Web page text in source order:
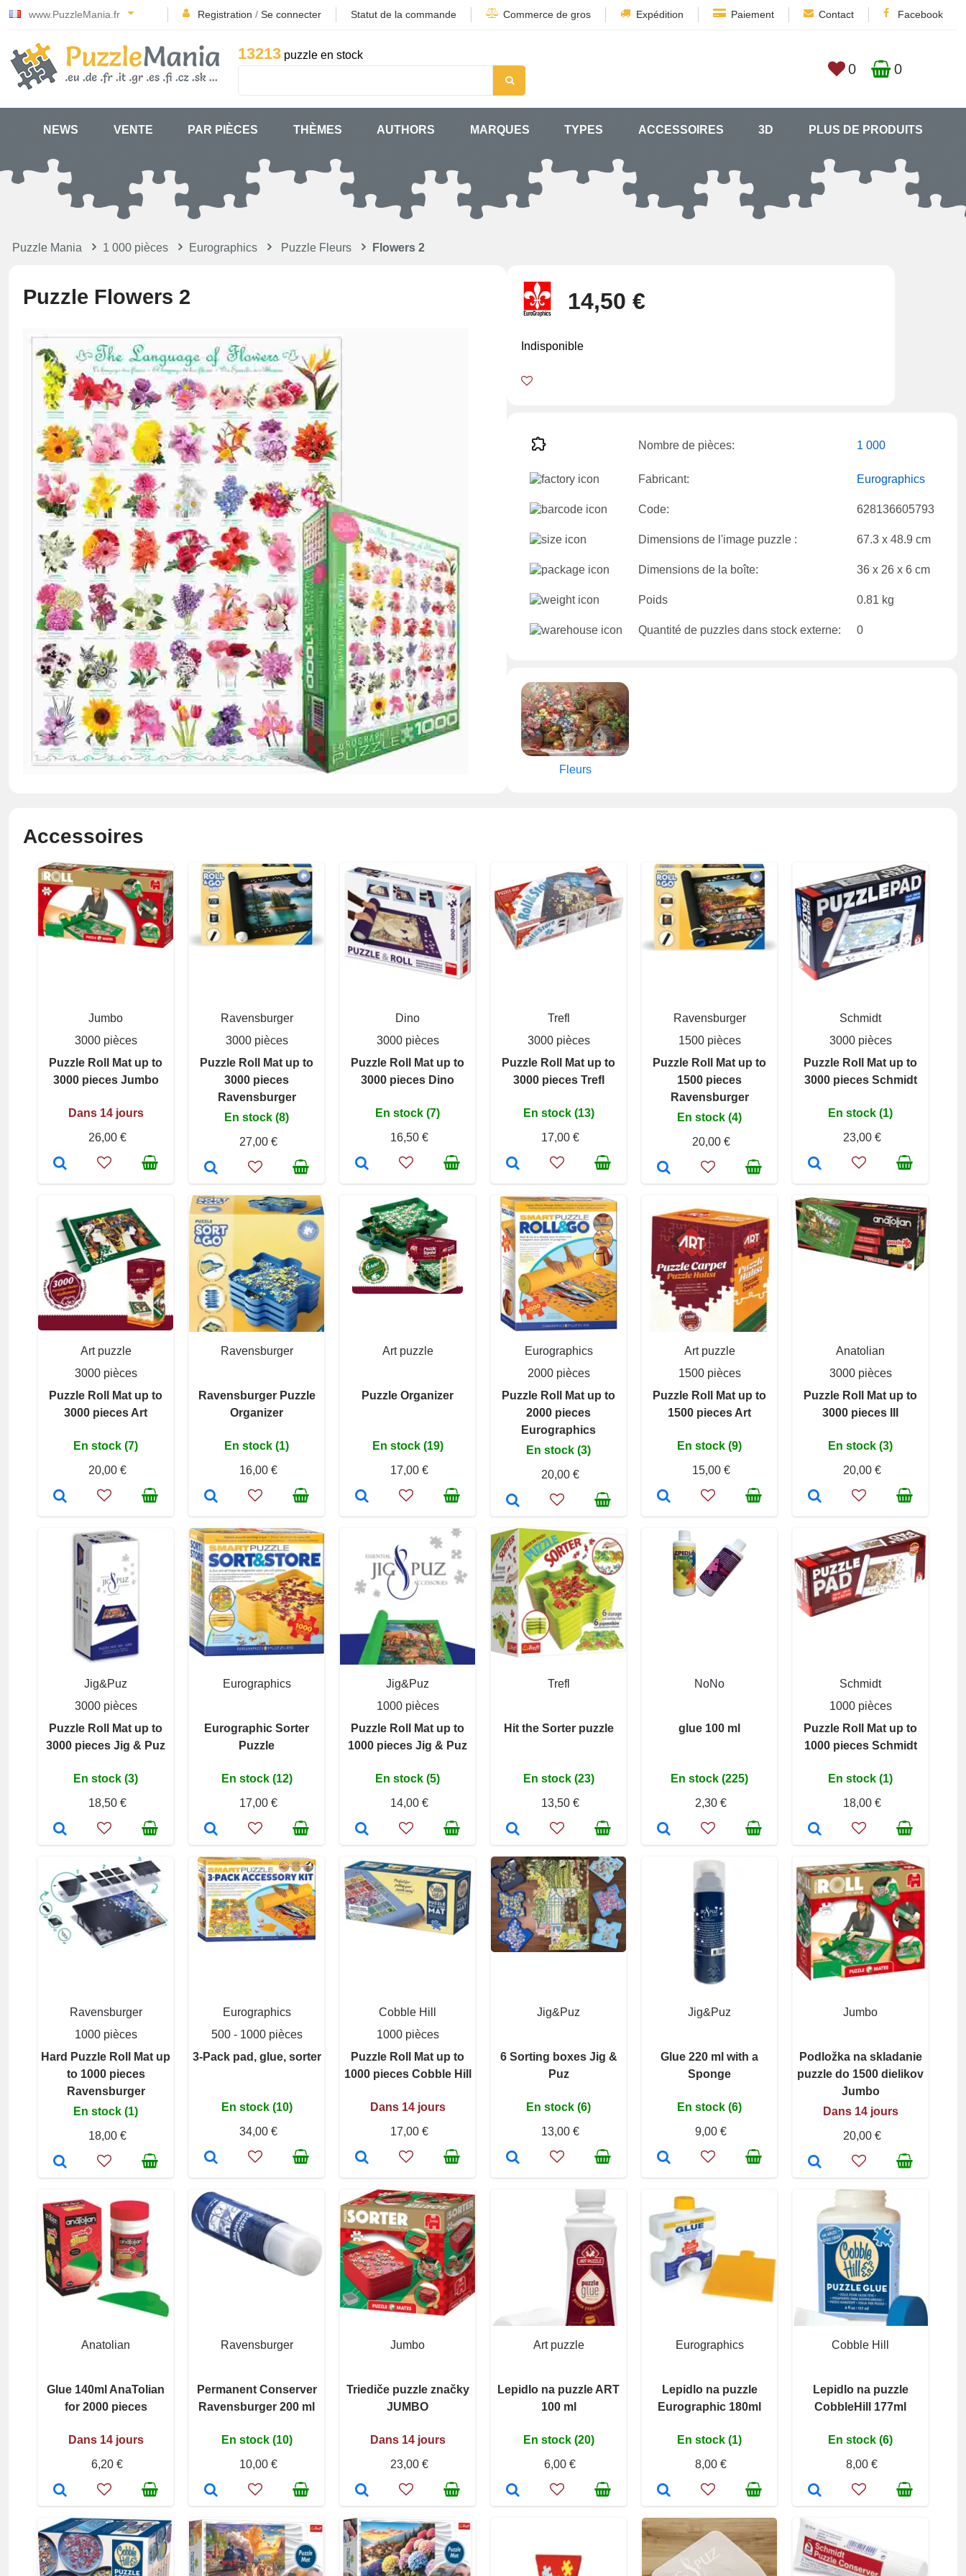
www.PuzzleMania.fr Registration / Se connecter Statut de la commande Commerce de gros Expédition Paiement Contact Facebook
13213 puzzle en stock
0 0
NEWS VENTE PAR PIÈCES THÈMES AUTHORS MARQUES TYPES ACCESSOIRES 3D PLUS DE PRODUITS
Puzzle Mania 1 000 pièces Eurographics Puzzle Fleurs Flowers 2
Puzzle Flowers 2 14,50 €
Indisponible
Nombre de pièces: 1 000
Fabricant: Eurographics
Code: 628136605793
Dimensions de l'image puzzle : 67.3 x 48.9 cm
Dimensions de la boîte: 36 x 26 x 6 cm
Poids 0.81 kg
Quantité de puzzles dans stock externe: 0
Fleurs
Accessoires
Jumbo
3000 pièces
Puzzle Roll Mat up to
3000 pieces Jumbo
Dans 14 jours
26,00 €
Ravensburger
3000 pièces
Puzzle Roll Mat up to
3000 pieces
Ravensburger
En stock (8)
27,00 €
Dino
3000 pièces
Puzzle Roll Mat up to
3000 pieces Dino
En stock (7)
16,50 €
Trefl
3000 pièces
Puzzle Roll Mat up to
3000 pieces Trefl
En stock (13)
17,00 €
Ravensburger
1500 pièces
Puzzle Roll Mat up to
1500 pieces
Ravensburger
En stock (4)
20,00 €
Schmidt
3000 pièces
Puzzle Roll Mat up to
3000 pieces Schmidt
En stock (1)
23,00 €
Art puzzle
3000 pièces
Puzzle Roll Mat up to
3000 pieces Art
En stock (7)
20,00 €
Ravensburger
Ravensburger Puzzle
Organizer
En stock (1)
16,00 €
Art puzzle
Puzzle Organizer
En stock (19)
17,00 €
Eurographics
2000 pièces
Puzzle Roll Mat up to
2000 pieces
Eurographics
En stock (3)
20,00 €
Art puzzle
1500 pièces
Puzzle Roll Mat up to
1500 pieces Art
En stock (9)
15,00 €
Anatolian
3000 pièces
Puzzle Roll Mat up to
3000 pieces III
En stock (3)
20,00 €
Jig&Puz
3000 pièces
Puzzle Roll Mat up to
3000 pieces Jig & Puz
En stock (3)
18,50 €
Eurographics
Eurographic Sorter
Puzzle
En stock (12)
17,00 €
Jig&Puz
1000 pièces
Puzzle Roll Mat up to
1000 pieces Jig & Puz
En stock (5)
14,00 €
Trefl
Hit the Sorter puzzle
En stock (23)
13,50 €
NoNo
glue 100 ml
En stock (225)
2,30 €
Schmidt
1000 pièces
Puzzle Roll Mat up to
1000 pieces Schmidt
En stock (1)
18,00 €
Ravensburger
1000 pièces
Hard Puzzle Roll Mat up
to 1000 pieces
Ravensburger
En stock (1)
18,00 €
Eurographics
500 - 1000 pièces
3-Pack pad, glue, sorter
En stock (10)
34,00 €
Cobble Hill
1000 pièces
Puzzle Roll Mat up to
1000 pieces Cobble Hill
Dans 14 jours
17,00 €
Jig&Puz
6 Sorting boxes Jig &
Puz
En stock (6)
13,00 €
Jig&Puz
Glue 220 ml with a
Sponge
En stock (6)
9,00 €
Jumbo
Podložka na skladanie
puzzle do 1500 dielikov
Jumbo
Dans 14 jours
20,00 €
Anatolian
Glue 140ml AnaTolian
for 2000 pieces
Dans 14 jours
6,20 €
Ravensburger
Permanent Conserver
Ravensburger 200 ml
En stock (10)
10,00 €
Jumbo
Triediče puzzle značky
JUMBO
Dans 14 jours
23,00 €
Art puzzle
Lepidlo na puzzle ART
100 ml
En stock (20)
6,00 €
Eurographics
Lepidlo na puzzle
Eurographic 180ml
En stock (1)
8,00 €
Cobble Hill
Lepidlo na puzzle
CobbleHill 177ml
En stock (6)
8,00 €